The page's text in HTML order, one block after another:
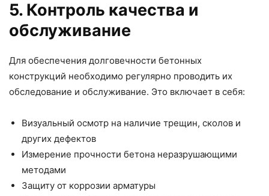
5. Контроль качества и
обслуживание
Для обеспечения долговечности бетонных
конструкций необходимо регулярно проводить их
обследование и обслуживание. Это включает в себя:
Визуальный осмотр на наличие трещин, сколов и
других дефектов
Измерение прочности бетона неразрушающими
методами
Защиту от коррозии арматуры